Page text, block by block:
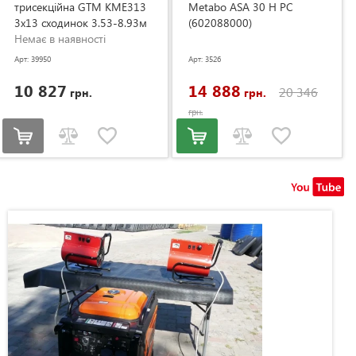
трисекційна GTM KME313
3x13 сходинок 3.53-8.93м
(KME313)
Немає в наявності
Арт: 39950
10 827 грн.
Metabo ASA 30 H PC
(602088000)
Арт: 3526
14 888 грн. 20 346
грн.